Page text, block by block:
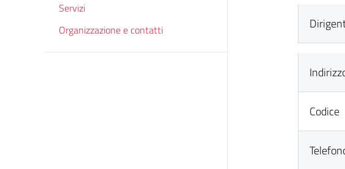
Servizi
Organizzazione e contatti
Codice